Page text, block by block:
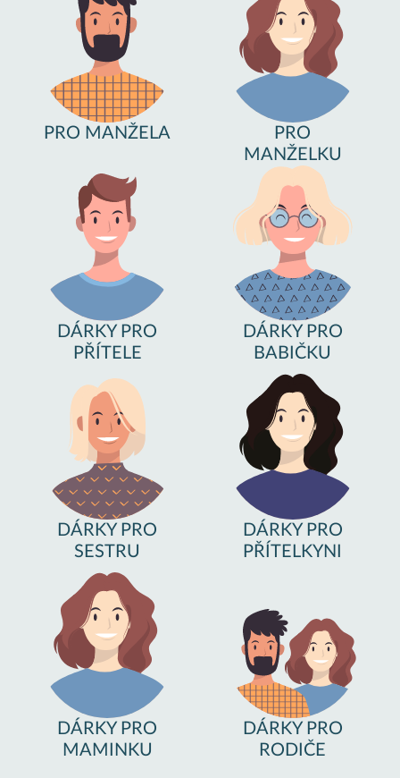
PRO MANŽELA
PRO
MANŽELKU
DÁRKY PRO
PŘÍTELE
DÁRKY PRO
BABIČKU
DÁRKY PRO
SESTRU
DÁRKY PRO
PŘÍTELKYNI
DÁRKY PRO
MAMINKU
DÁRKY PRO
RODIČE